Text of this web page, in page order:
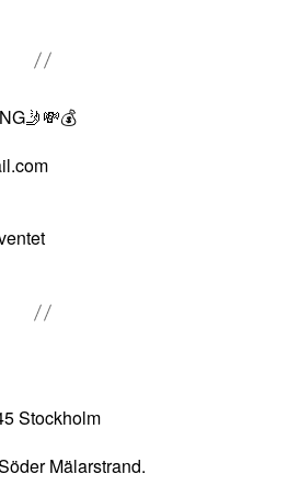
Stockholm
Mälarstrand.